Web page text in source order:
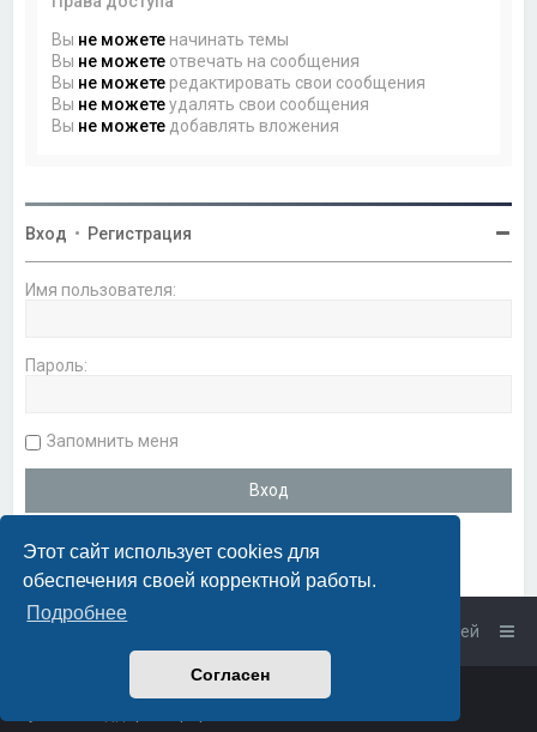
Этот сайт использует cookies для
обеспечения своей корректной работы.
Подробнее
Согласен
Вы не можете начинать темы
Вы не можете отвечать на сообщения
Вы не можете редактировать свои сообщения
Вы не можетеудалять свои сообщения
Вы не можете добавлять вложения
Вход • Регистрация
Имя пользователя:
Пароль:
Запомнить меня
Связаться с администрацией
phpBB
PlanetStyles